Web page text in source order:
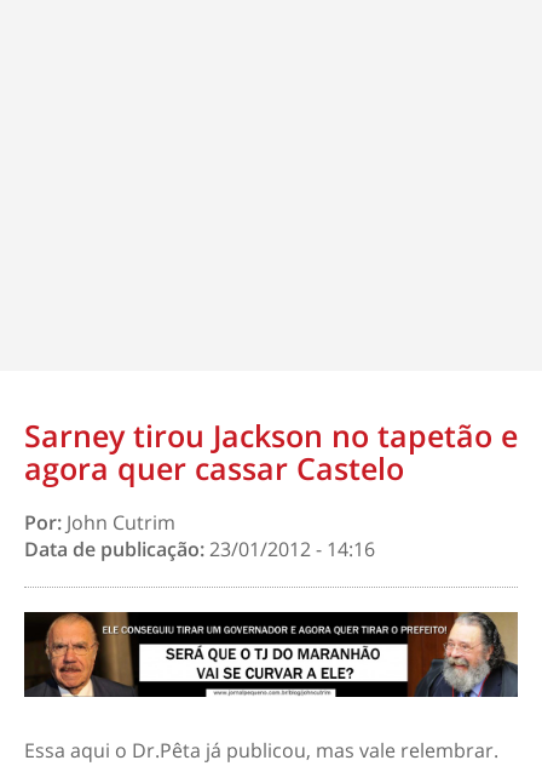
Sarney tirou Jackson no tapetão e
agora quer cassar Castelo
Por: John Cutrim
Data de publicação:23/01/2012 - 14:16
Essa aqui o Dr.Pêta já publicou, mas vale relembrar.